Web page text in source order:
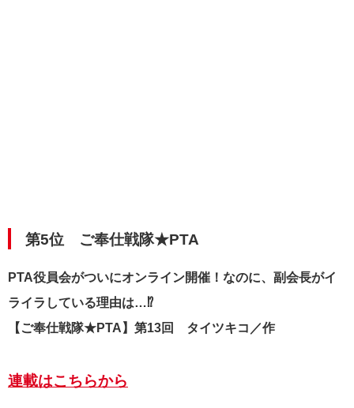
第5位 ご奉仕戦隊★PTA
PTA役員会がついにオンライン開催！なのに、副会長がイ
ライラしている理由は…⁉︎
【ご奉仕戦隊★PTA】第13回 タイツキコ／作
連載はこちらから